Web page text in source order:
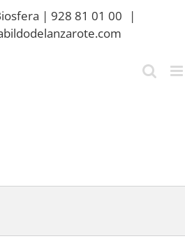
| 928 81 01 00
|